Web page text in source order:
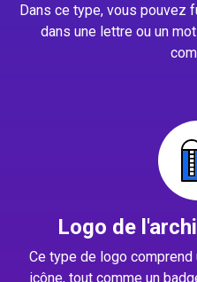
Dans ce type, vous pouvez
dans une lettre ou un
Logo de
Ce type de logo
icône, tout comme un